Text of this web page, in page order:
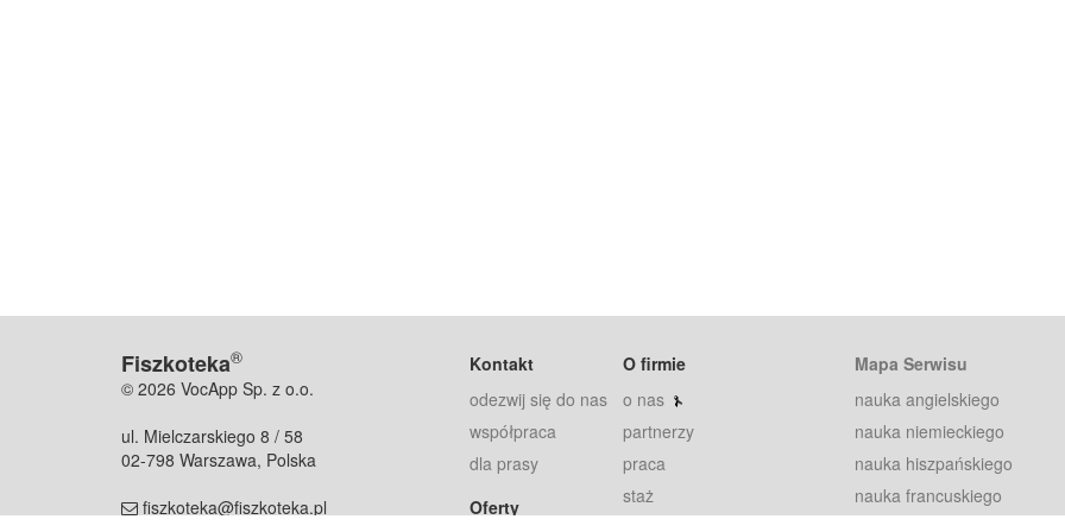
Fiszkoteka®
© 2026 VocApp Sp. z o.o.
ul. Mielczarskiego 8 / 58
02-798 Warszawa, Polska
fiszkoteka@fiszkoteka.pl
Kontakt
odezwij się do nas
współpraca
dla prasy
Oferty
O firmie
o nas
partnerzy
praca
staż
Mapa Serwisu
nauka angielskiego
nauka niemieckiego
nauka hiszpańskiego
nauka francuskiego